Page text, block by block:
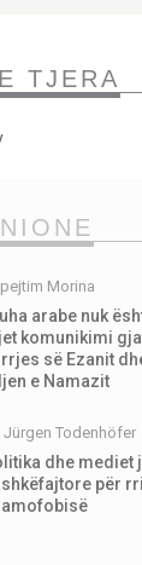
TJERA
Morina
arabe nuk
komunikimi
së Ezanit
e Namazit
Jürgen Todenhöfer
dhe mediet
për